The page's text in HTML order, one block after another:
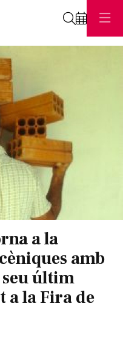
a la
amb
últim
a la Fira de